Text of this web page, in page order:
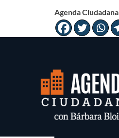
Agenda Ciudadana